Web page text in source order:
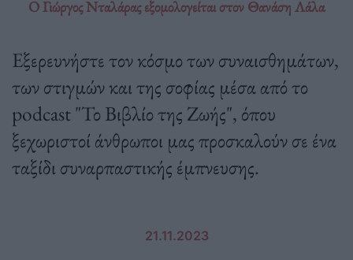
O Γιώργος Νταλάρας εξομολογείται στον Θανάση Λάλα
Εξερευνήστε τον κόσμο των συναισθημάτων,
των στιγμών και της σοφίας μέσα από το
podcast "Το Βιβλίο της Ζωής", όπου
ξεχωριστοί άνθρωποι μας προσκαλούν σε ένα
ταξίδι συναρπαστικής έμπνευσης.
21.11.2023